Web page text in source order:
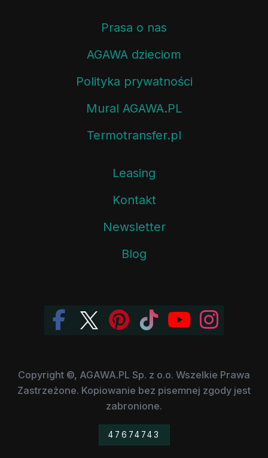
Prasa o nas
AGAWA dzieciom
Polityka prywatności
Mural AGAWA.PL
Termotransfer.pl
Leasing
Kontakt
Newsletter
Blog
Copyright ©, AGAWA.PL Sp. z o.o. Wszelkie Prawa
Zastrzeżone. Kopiowanie bez pisemnej zgody jest
zabronione.
47674743